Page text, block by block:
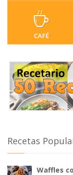
CAFÉ
Recetas
Waffles